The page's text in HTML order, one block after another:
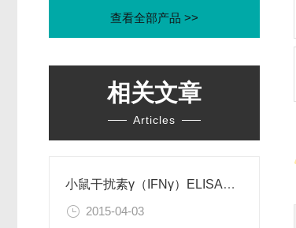
查看全部产品 >>
相关文章
Articles
小鼠干扰素γ（IFNγ）ELISA试剂盒
2015-04-03